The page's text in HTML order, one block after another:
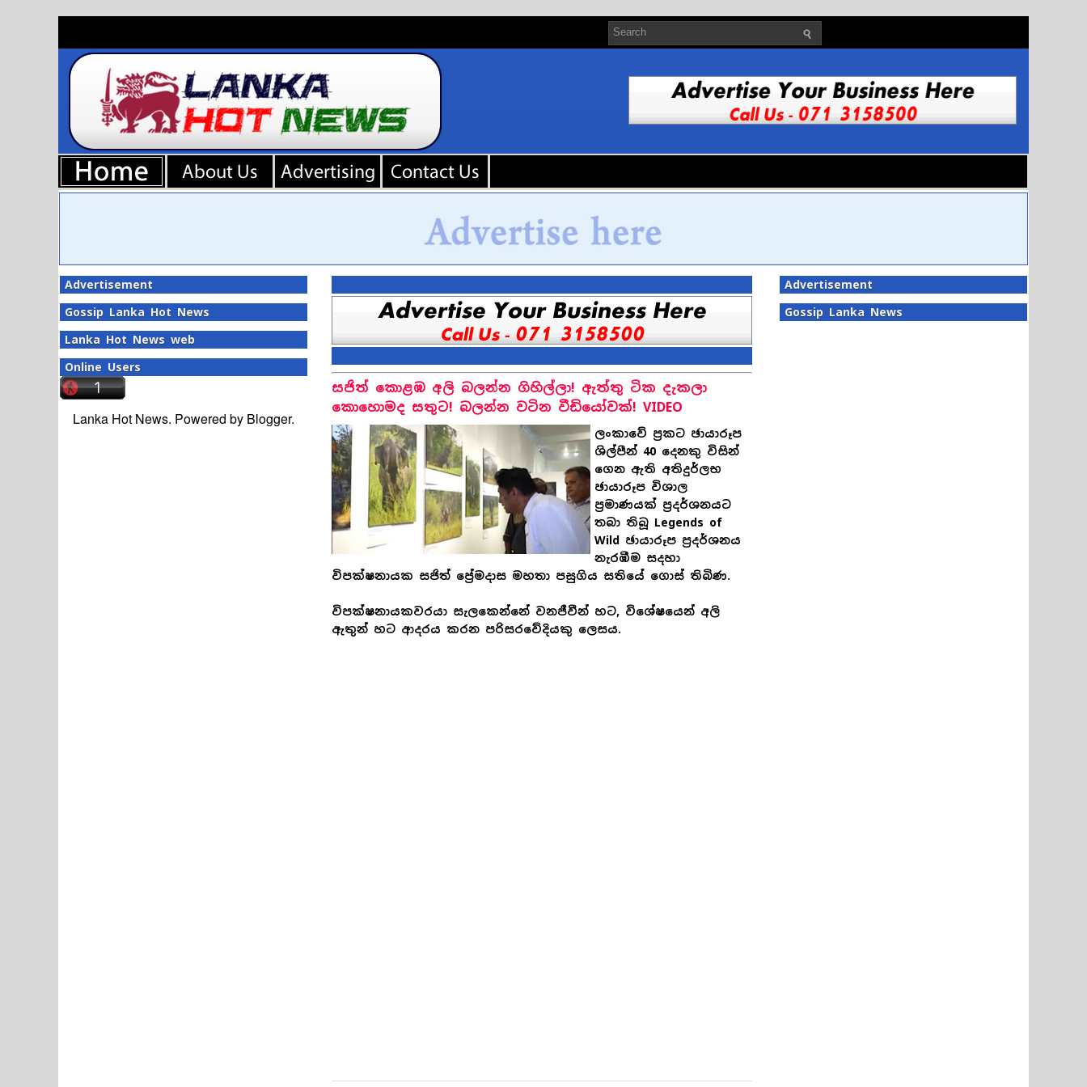
Advertisement
Gossip Lanka Hot News
Lanka Hot News web
Online Users
Lanka Hot News. Powered by Blogger.
සජිත් කොළඹ අලි බලන්න ගිහිල්ලා! ඇත්තු ටික දැකලා
කොහොමද සතුට! බලන්න වටින වීඩියෝවක්! VIDEO
ලංකාවේ ප්‍රකට ඡායාරූප
ශිල්පීන් 40 දෙනකු විසින්
ගෙන ඇති අතිදුර්ලභ
ඡායාරූප විශාල
ප්‍රමාණයක් ප්‍රදර්ශනයට
තබා තිබූ Legends of
Wild ඡායාරූප ප්‍රදර්ශනය
නැරඹීම සදහා
විපක්ෂනායක සජිත් ප්‍රේමදාස මහතා පසුගිය සතියේ ගොස් තිබිණ.
විපක්ෂනායකවරයා සැලකෙන්නේ වනජීවීන් හට, විශේෂයෙන් අලි
ඇතුන් හට ආදරය කරන පරිසරවේදියකු ලෙසය.
Advertisement
Gossip Lanka News